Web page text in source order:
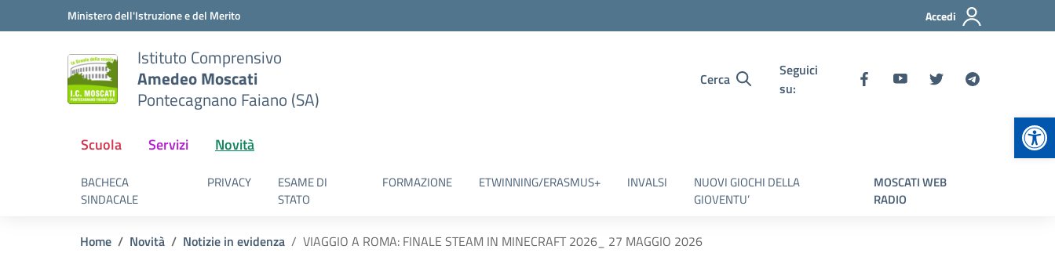
Vai ai contenuti
Vai al menu di navigazioneMinistero dell'Istruzione e del Merito Accedi
Istituto Comprensivo
Amedeo Moscati
Pontecagnano Faiano (SA)
Cerca
Seguici
su:
Scuola Servizi Novità
BACHECA
SINDACALE
PRIVACY
ESAME DI
STATO
FORMAZIONE ETWINNING/ERASMUS+ INVALSI
NUOVI GIOCHI DELLA
GIOVENTU’
MOSCATI WEB
RADIO
Home Novità Notizie in evidenza VIAGGIO A ROMA: FINALE STEAM IN MINECRAFT 2026_ 27 MAGGIO 2026